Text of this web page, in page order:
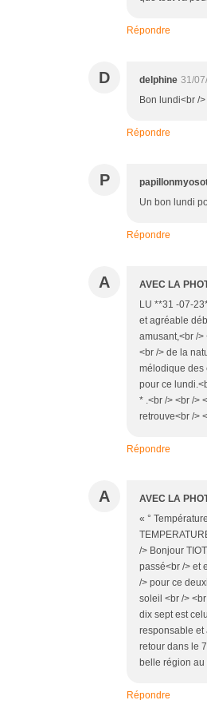
Répondre
D delphine 31/
Bon lundi<br /
Répondre
P
Un bon lundi
Répondre
A AVEC LA
LU **31 -07-
et agréable
amusant,<br />
<br /> de la
mélodique des
pour ce
* .<br /> <br />
retrouve<br />
Répondre
A AVEC LA
« °
/> Bonjour
passé<br /> et
/> pour ce
soleil <br />
dix sept est
responsable et
retour dans le
belle région au
Répondre